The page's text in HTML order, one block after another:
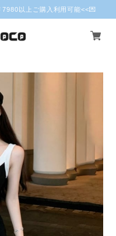
以上ご購入利用可能<<💌